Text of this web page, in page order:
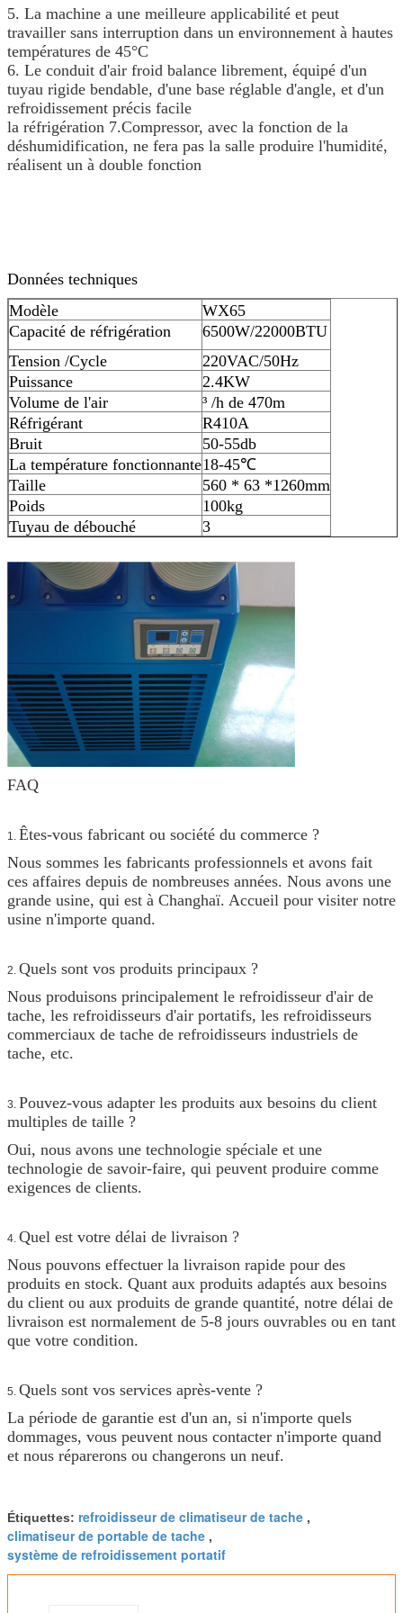
5. La machine a une meilleure applicabilité et peut
travailler sans interruption dans un environnement à hautes
températures de 45°C
6. Le conduit d'air froid balance librement, équipé d'un
tuyau rigide bendable, d'une base réglable d'angle, et d'un
refroidissement précis facile
la réfrigération 7.Compressor, avec la fonction de la
déshumidification, ne fera pas la salle produire l'humidité,
réalisent un à double fonction
Données techniques
Modèle
WX65
Capacité de réfrigération
6500W/22000BTU
Tension /Cycle
220VAC/50Hz
Puissance
2.4KW
Volume de l'air
³ /h de 470m
Réfrigérant
R410A
Bruit
50-55db
La température fonctionnante18-45℃
Taille
560 * 63 *1260mm
Poids
100kg
Tuyau de débouché
3
FAQ
1. Êtes-vous fabricant ou société du commerce ?
Nous sommes les fabricants professionnels et avons fait
ces affaires depuis de nombreuses années. Nous avons une
grande usine, qui est à Changhaï. Accueil pour visiter notre
usine n'importe quand.
2. Quels sont vos produits principaux ?
Nous produisons principalement le refroidisseur d'air de
tache, les refroidisseurs d'air portatifs, les refroidisseurs
commerciaux de tache de refroidisseurs industriels de
tache, etc.
3. Pouvez-vous adapter les produits aux besoins du client
multiples de taille ?
Oui, nous avons une technologie spéciale et une
technologie de savoir-faire, qui peuvent produire comme
exigences de clients.
4. Quel est votre délai de livraison ?
Nous pouvons effectuer la livraison rapide pour des
produits en stock. Quant aux produits adaptés aux besoins
du client ou aux produits de grande quantité, notre délai de
livraison est normalement de 5-8 jours ouvrables ou en tant
que votre condition.
5. Quels sont vos services après-vente ?
La période de garantie est d'un an, si n'importe quels
dommages, vous peuvent nous contacter n'importe quand
et nous réparerons ou changerons un neuf.
Étiquettes: refroidisseur de climatiseur de tache ,
climatiseur de portable de tache ,
système de refroidissement portatif